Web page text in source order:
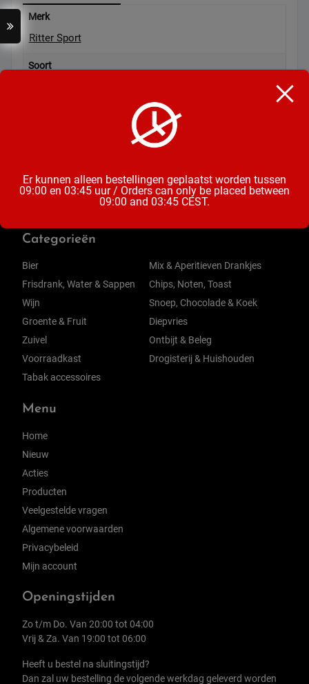
Merk
Ritter Sport
Soort
Categorieën
Bier
Frisdrank, Water & Sappen
Wijn
Groente & Fruit
Zuivel
Voorraadkast
Tabak accessoires
Mix & Aperitieven Drankjes
Chips, Noten, Toast
Snoep, Chocolade & Koek
Diepvries
Ontbijt & Beleg
Drogisterij & Huishouden
Menu
Home
Nieuw
Acties
Producten
Veelgestelde vragen
Algemene voorwaarden
Privacybeleid
Mijn account
Openingstijden
Zo t/m Do. Van 20:00 tot 04:00
Vrij & Za. Van 19:00 tot 06:00
Heeft u bestel na sluitingstijd?
Dan zal uw bestelling de volgende werkdag geleverd worden
Er kunnen alleen bestellingen geplaatst worden tussen
09:00 en 03:45 uur / Orders can only be placed between
09:00 and 03:45 CEST.